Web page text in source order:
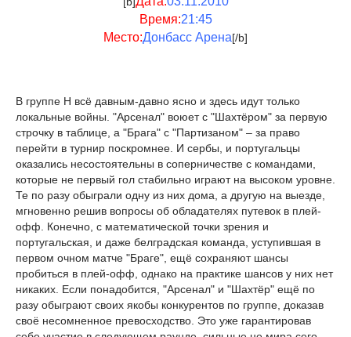
Время:21:45
Место:Донбасс Арена[/b]
В группе H всё давным-давно ясно и здесь идут только
локальные войны. "Арсенал" воюет с "Шахтёром" за первую
строчку в таблице, а "Брага" с "Партизаном" – за право
перейти в турнир поскромнее. И сербы, и португальцы
оказались несостоятельны в соперничестве с командами,
которые не первый гол стабильно играют на высоком уровне.
Те по разу обыграли одну из них дома, а другую на выезде,
мгновенно решив вопросы об обладателях путевок в плей-
офф. Конечно, с математической точки зрения и
португальская, и даже белградская команда, уступившая в
первом очном матче "Браге", ещё сохраняют шансы
пробиться в плей-офф, однако на практике шансов у них нет
никаких. Если понадобится, "Арсенал" и "Шахтёр" ещё по
разу обыграют своих якобы конкурентов по группе, доказав
своё несомненное превосходство. Это уже гарантировав